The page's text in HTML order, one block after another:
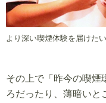
より深い喫煙体験を届けた
その上で「昨今の喫煙
ろだったり、薄暗いと